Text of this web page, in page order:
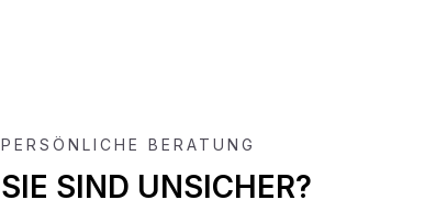
PERSÖNLICHE BERATUNG
SIE SIND UNSICHER?